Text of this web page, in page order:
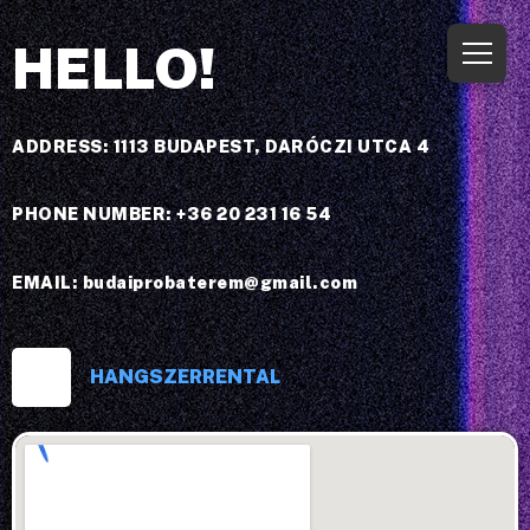
HELLO!
ADDRESS: 1113 BUDAPEST, DARÓCZI UTCA 4
PHONE NUMBER: +36 20 231 16 54
EMAIL: budaiprobaterem@gmail.com
HANGSZERRENTAL